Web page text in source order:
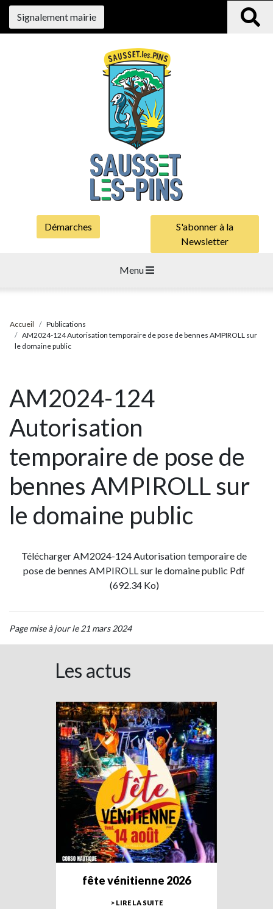
Signalement mairie
Démarches
S'abonner à la
Newsletter
Menu
Accueil
Publications
AM2024-124 Autorisation temporaire de pose de bennes AMPIROLL sur
le domaine public
AM2024-124
Autorisation
temporaire de pose de
bennes AMPIROLL sur
le domaine public
Télécharger AM2024-124 Autorisation temporaire de
pose de bennes AMPIROLL sur le domaine public Pdf
(692.34 Ko)
Page mise à jour le 21 mars 2024
Les actus
fête vénitienne 2026
> LIRE LA SUITE